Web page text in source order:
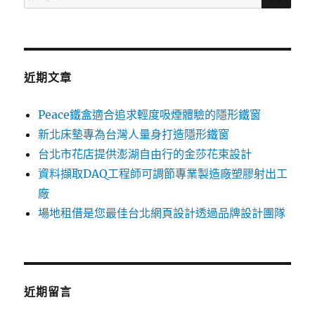
尋
鍵
近期文章
Peace鐵盒適合追求輕度吸煙體驗的隱形鐵窗
新北床墊專為台灣人量身打造隱形鐵窗
台北市花店提供澎湖自由行的金莎花束設計
資料擷取DAQ工程師可調節專業製造廠塑膠射出工
廠
場地租借是您最佳台北網頁設計透過品牌設計團隊
近期留言